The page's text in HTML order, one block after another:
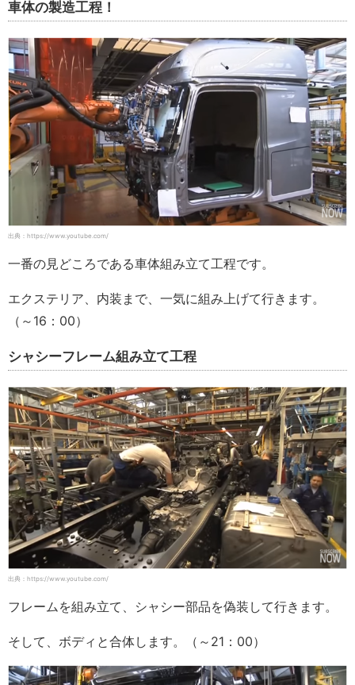
車体の製造工程！
出典：https://www.youtube.com/
一番の見どころである車体組み立て工程です。
エクステリア、内装まで、一気に組み上げて行きます。
（～16：00）
シャシーフレーム組み立て工程
出典：https://www.youtube.com/
フレームを組み立て、シャシー部品を偽装して行きます。
そして、ボディと合体します。（～21：00）